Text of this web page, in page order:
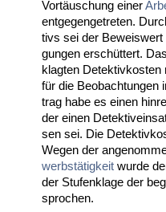
Vortäuschung ei­ner
ent­ge­gen­ge­tre­ten.
tivs sei der
gun­gen erschüttert.
klag­ten De­tek­tiv­kos­ten
für die Be­ob­ach­tun­gen
trag ha­be es ei­nen
der ei­nen
sen sei. Die
We­gen der
werbstätig­keit wur­de
der Stu­fen­kla­ge der
spro­chen.